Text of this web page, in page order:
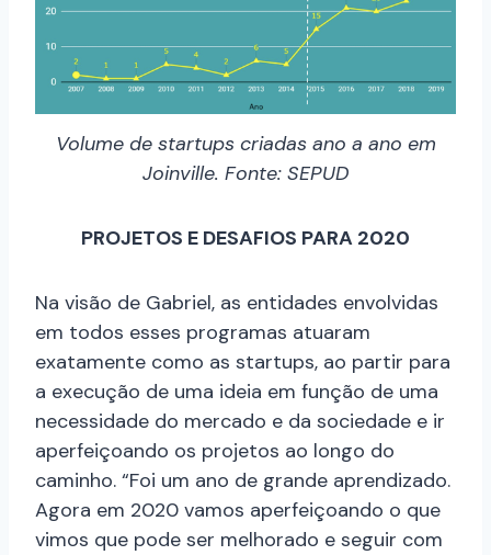
Volume de startups criadas ano a ano em
Joinville. Fonte: SEPUD
PROJETOS E DESAFIOS PARA 2020
Na visão de Gabriel, as entidades envolvidas
em todos esses programas atuaram
exatamente como as startups, ao partir para
a execução de uma ideia em função de uma
necessidade do mercado e da sociedade e ir
aperfeiçoando os projetos ao longo do
caminho. “Foi um ano de grande aprendizado.
Agora em 2020 vamos aperfeiçoando o que
vimos que pode ser melhorado e seguir com